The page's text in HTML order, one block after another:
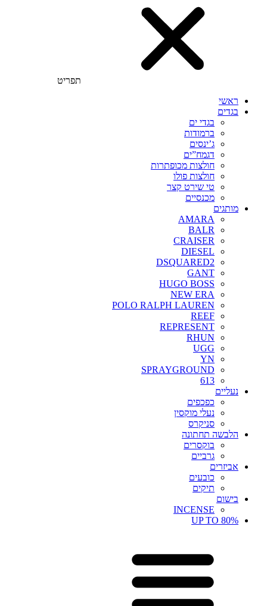
תפריט
ראשי
בגדים
בגדי ים
ברמודות
ג’ינסים
דגמח”ים
חולצות מכופתרות
חולצות פולו
טי שירט קצר
מכנסיים
מותגים
AMARA
BALR
CRAISER
DIESEL
DSQUARED2
GANT
HUGO BOSS
NEW ERA
POLO RALPH LAUREN
REEF
REPRESENT
RHUN
UGG
YN
SPRAYGROUND
613
נעליים
כפכפים
נעלי מוקסין
סניקרס
הלבשה תחתונה
בוקסרים
גרביים
אביזרים
כובעים
תיקים
בישום
INCENSE
UP TO 80%